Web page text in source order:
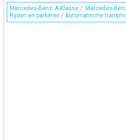
Mercedes-Benz A-Klasse/ Mercedes-
Rijden en parkeren / Automatische